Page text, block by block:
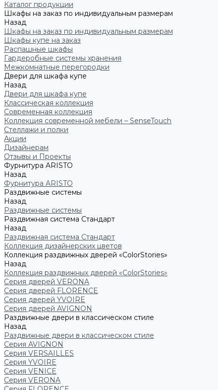
Каталог продукции
Шкафы на заказ по индивидуальным размерам
Назад
Шкафы на заказ по индивидуальным размерам
Шкафы купе на заказ
Распашные шкафы
Гардеробные системы хранения
Межкомнатные перегородки
Двери для шкафа купе
Назад
Двери для шкафа купе
Классическая коллекция
Современная коллекция
Коллекция современной мебели – SenseTouch
Стеллажи и полки
Акции
Дизайнерам
Отзывы и Проекты
Фурнитура ARISTO
Назад
Фурнитура ARISTO
Раздвижные системы
Назад
Раздвижные системы
Раздвижная система Стандарт
Назад
Раздвижная система Стандарт
Коллекция дизайнерских цветов
Коллекция раздвижных дверей «ColorStories»
Назад
Коллекция раздвижных дверей «ColorStories»
Серия дверей VERONA
Серия дверей FLORENCE
Серия дверей YVOIRE
Серия дверей AVIGNON
Раздвижные двери в классическом стиле
Назад
Раздвижные двери в классическом стиле
Серия AVIGNON
Серия VERSAILLES
Серия YVOIRE
Серия VENICE
Серия VERONA